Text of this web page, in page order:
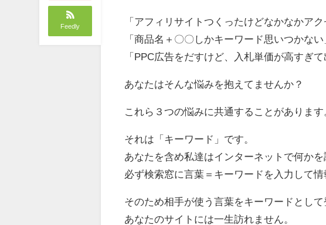
Feedly
「アフィリサイトつくったけどなかなかアク
「商品名＋〇〇しかキーワード思いつかない
「PPC広告をだすけど、入札単価が高すぎて
あなたはそんな悩みを抱えてませんか？
これら３つの悩みに共通することがあります
それは「キーワード」です。
あなたを含め私達はインターネットで何かを
必ず検索窓に言葉＝キーワードを入力して情
そのため相手が使う言葉をキーワードとし
あなたのサイトには一生訪れません。